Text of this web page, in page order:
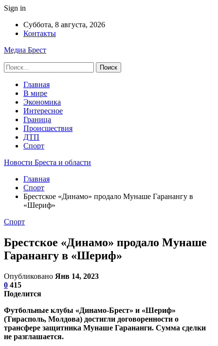
Sign in
Суббота, 8 августа, 2026
Контакты
Медиа Брест
Главная
В мире
Экономика
Интересное
Граница
Происшествия
ДТП
Спорт
Новости Бреста и области
Главная
Спорт
Брестское «Динамо» продало Мунаше Гаранангу в
«Шериф»
Спорт
Брестское «Динамо» продало Мунаше
Гаранангу в «Шериф»
Опубликовано Янв 14, 2023
0 415
Поделится
Футбольные клубы «Динамо-Брест» и «Шериф»
(Тирасполь, Молдова) достигли договоренности о
трансфере защитника Мунаше Гарананги. Сумма сделки
не разглашается.